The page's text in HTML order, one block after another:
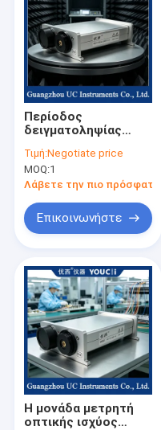
Περίοδος
δειγματοληψίας
μετρητή ισχύος με
εύρος μήκους
κύματος 1 KHz
Τιμή:Negotiate price
MOQ:1
Λάβετε την πιο πρόσφατη
Επικοινωνήστε
Η μονάδα μετρητή
οπτικής ισχύος